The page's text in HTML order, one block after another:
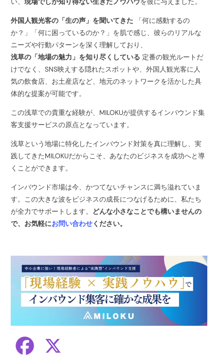
外国人観光客の「生の声」を聞いてきた 「何に感動するの
か？」「何に困っているのか？」を肌で感じ、彼らのリアルな
ニーズや行動パターンを深く理解しており、
浅草の「地場の魅力」を知り尽くしている 定番の観光ルートだ
けでなく、SNS映えする隠れたスポットや、外国人観光客に人
気の飲食店、お土産店など、地元のネットワークを活かした具
体的な提案が可能です。
この浅草での貴重な経験が、MILOKUが提供するインバウンド集
客支援サービスの原点となっています。
浅草という地場に特化したインバウンド対策を真に理解し、実
践してきたMILOKUだからこそ、あなたのビジネスを成功へと導
くことができます。
インバウンド市場は今、かつてないチャンスに満ち溢れていま
す。この大きな波をビジネスの成長につなげるために、私たち
が全力でサポートします。 どんな小さなことでも構いませんの
で、お気軽にお問い合わせください。